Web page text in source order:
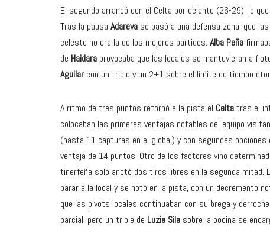
El segundo arrancó con el Celta por delante (26-29), lo
Tras la pausa Adareva se pasó a una defensa zonal que
celeste no era la de los mejores partidos. Alba Peña
de Haidara provocaba que las locales se mantuvieran a
Aguilar con un triple y un 2+1 sobre el límite de tiempo
A ritmo de tres puntos retornó a la pista el Celtatras el
colocaban las primeras ventajas notables del equipo
(hasta 11 capturas en el global) y con segundas
ventaja de 14 puntos. Otro de los factores vino
tinerfeña solo anotó dos tiros libres en la segunda mitad.
parar a la local y se notó en la pista, con un decremento
que las pivots locales continuaban con su brega y
parcial, pero un triple de Luzie Sila sobre la bocina se